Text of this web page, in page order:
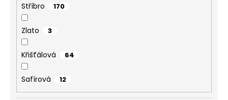
Stříbro 170
Zlato 3
Křišťálová 64
Safírová 12